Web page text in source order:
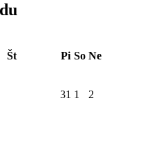
Št Pi So Ne
31 1 2